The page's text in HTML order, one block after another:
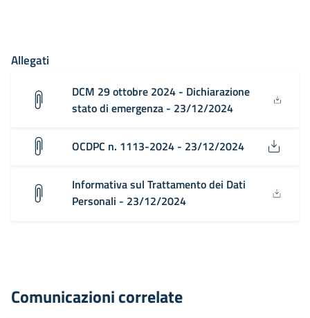
Allegati
DCM 29 ottobre 2024 - Dichiarazione
stato di emergenza - 23/12/2024
OCDPC n. 1113-2024 - 23/12/2024
Informativa sul Trattamento dei Dati
Personali - 23/12/2024
Comunicazioni correlate